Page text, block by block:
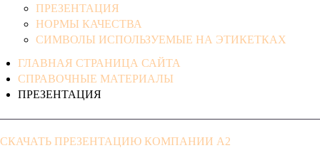
ПРЕЗЕНТАЦИЯ
НОРМЫ КАЧЕСТВА
СИМВОЛЫ ИСПОЛЬЗУЕМЫЕ НА ЭТИКЕТКАХ
ГЛАВНАЯ СТРАНИЦА САЙТА
СПРАВОЧНЫЕ МАТЕРИАЛЫ
ПРЕЗЕНТАЦИЯ
СКАЧАТЬ ПРЕЗЕНТАЦИЮ КОМПАНИИ А2